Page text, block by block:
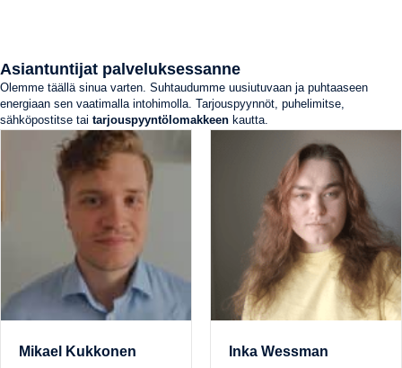
Asiantuntijat palveluksessanne
Olemme täällä sinua varten. Suhtaudumme uusiutuvaan ja puhtaaseen
energiaan sen vaatimalla intohimolla. Tarjouspyynnöt, puhelimitse,
sähköpostitse tai tarjouspyyntölomakkeen kautta.
Mikael Kukkonen Inka Wessman